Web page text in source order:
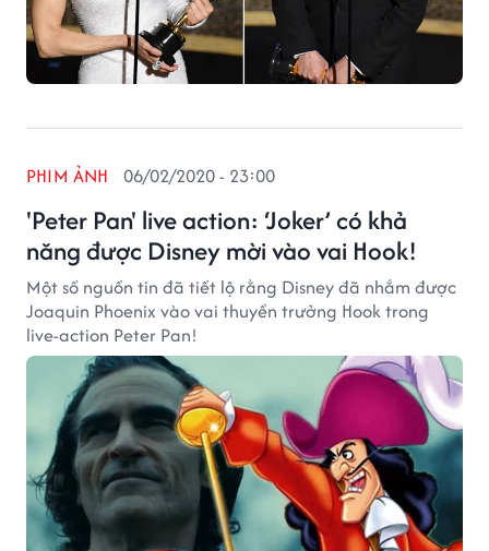
'Peter Pan' live action: ‘Joker’ có khả
năng được Disney mời vào vai Hook!
PHIM ẢNH 06/02/2020 - 23:00
Một số nguồn tin đã tiết lộ rằng Disney đã nhắm được
Joaquin Phoenix vào vai thuyền trưởng Hook trong
live-action Peter Pan!